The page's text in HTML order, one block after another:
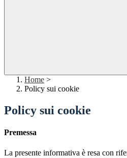
Home >
Policy sui cookie
Policy sui cookie
Premessa
La presente informativa è resa con